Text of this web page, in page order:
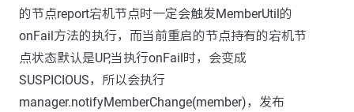
的节点report宕机节点时一定会触发MemberUtil的
onFail方法的执行，而当前重启的节点持有的宕机节
点状态默认是UP,当执行onFail时，会变成
SUSPICIOUS，所以会执行
manager.notifyMemberChange(member)，发布